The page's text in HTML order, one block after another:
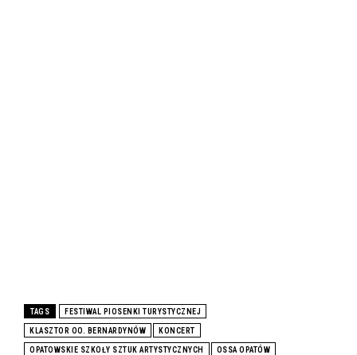
TAGS FESTIWAL PIOSENKI TURYSTYCZNEJ
KLASZTOR OO. BERNARDYNÓW KONCERT
OPATOWSKIE SZKOŁY SZTUK ARTYSTYCZNYCH OSSA OPATÓW